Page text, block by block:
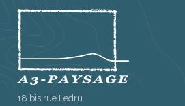
18 bis rue Ledru